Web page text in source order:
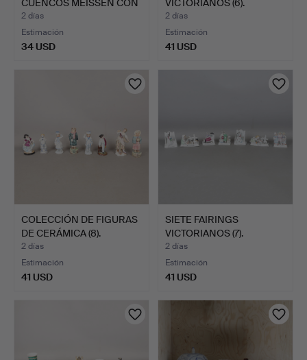
CUENCOS MEISSEN CON
DECORACI…
2 días
Estimación
34 USD
VICTORIANOS (6).
2 días
Estimación
41 USD
COLECCIÓN DE FIGURAS
DE CERÁMICA (8).
2 días
Estimación
41 USD
SIETE FAIRINGS
VICTORIANOS (7).
2 días
Estimación
41 USD